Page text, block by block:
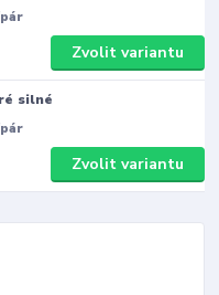
pár
Zvolit variantu
silné
pár
Zvolit variantu